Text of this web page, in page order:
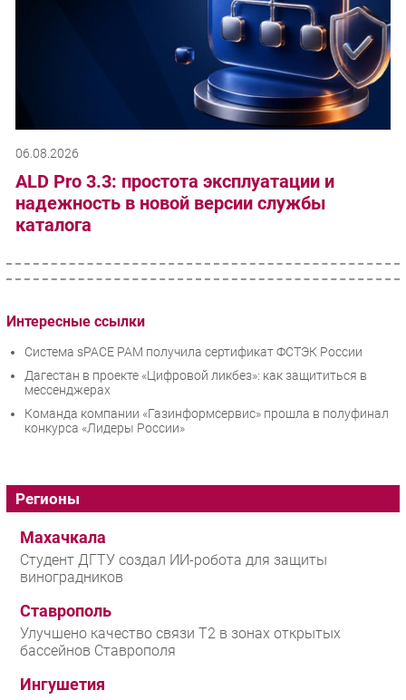
06.08.2026
ALD Pro 3.3: простота эксплуатации и
надежность в новой версии службы
каталога
Интересные ссылки
Система sPACE PAM получила сертификат ФСТЭК России
Дагестан в проекте «Цифровой ликбез»: как защититься в
мессенджерах
Команда компании «Газинформсервис» прошла в полуфинал
конкурса «Лидеры России»
Регионы
Махачкала
Студент ДГТУ создал ИИ-робота для защиты
виноградников
Ставрополь
Улучшено качество связи T2 в зонах открытых
бассейнов Ставрополя
Ингушетия